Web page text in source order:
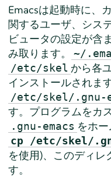
Emacsは起動時に、
関するユーザ、シス
ビュータの設定が含
み取ります。
~/
/etc/skel から各
インストールされま
/etc/skel/.gnu-
す。プログラムをカ
.gnu-emacs をホ
cp /etc/skel/
を使用)、このディレ
す。